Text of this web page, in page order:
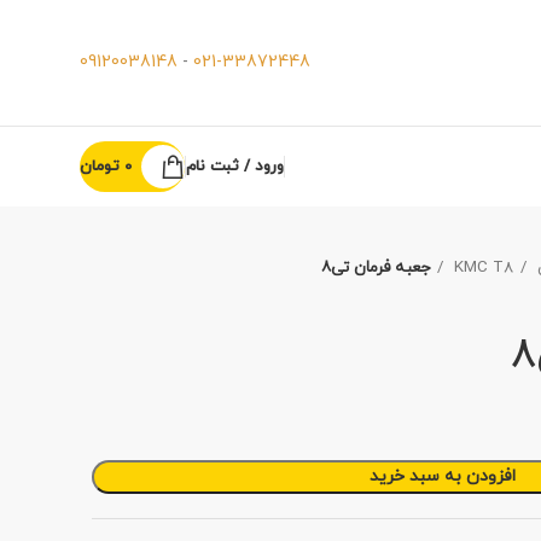
021-33872448
-
09120038148
ورود / ثبت نام 0 تومان
KMC T8 جعبه فرمان تی٨
افزودن به سبد خرید